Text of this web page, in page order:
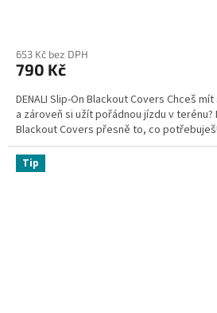
653 Kč bez DPH
790 Kč
DENALI Slip-On Blackout Covers Chceš
a zároveň si užít pořádnou jízdu v terénu?
Blackout Covers přesně to, co
Tip